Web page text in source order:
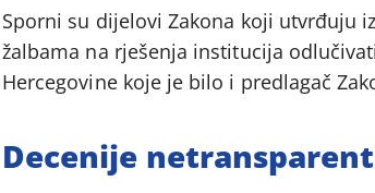
Sporni su dijelovi Zakona koji utvrđuju
žalbama na rješenja institucija
Hercegovine koje je bilo i predlagač
Decenije